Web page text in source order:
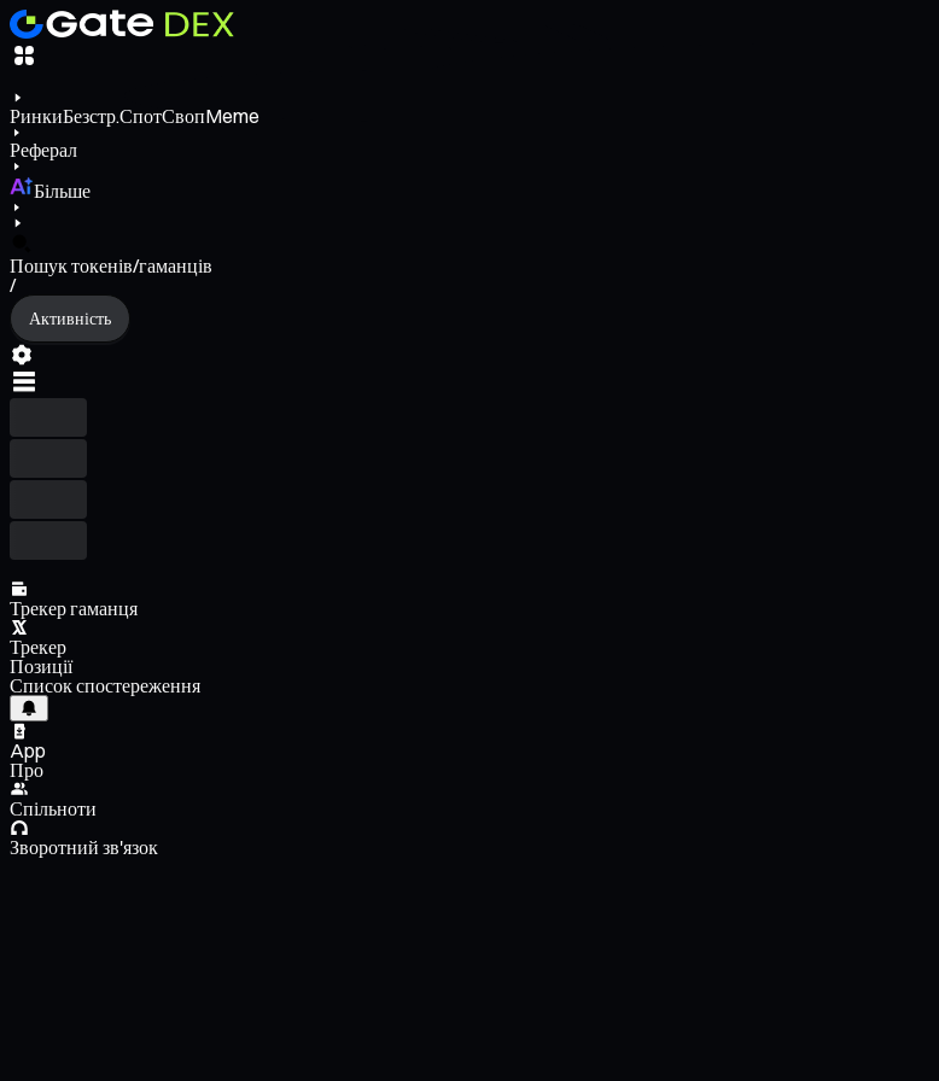
РинкиБезстр.СпотСвопMeme
Реферал
Більше
Пошук токенів/гаманців
/
Активність
Трекер гаманця
Трекер
Позиції
Список спостереження
App
Про
Спільноти
Зворотний зв'язок